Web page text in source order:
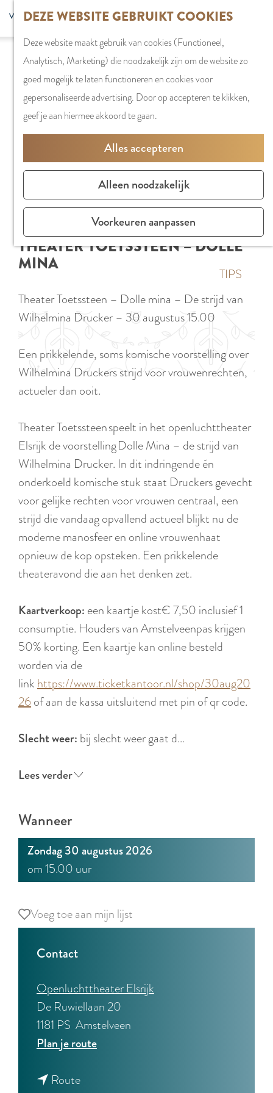
DEZE WEBSITE GEBRUIKT COOKIES
Deze website maakt gebruik van cookies (Functioneel,
Analytisch, Marketing) die noodzakelijk zijn om de website zo
goed mogelijk te laten functioneren en cookies voor
gepersonaliseerde advertising. Door op accepteren te klikken,
geef je aan hiermee akkoord te gaan.
Alles accepteren
Alleen noodzakelijk
Voorkeuren aanpassen
a
MENU
Z
o
e
k
e
t
e
n
S
e
e
r
t
a
a
l
H
d
i
g
e
t
l
:
N
e
d
e
r
l
a
d
s
G
o
E
n
g
l
i
s
h
a
e
WINKELEN
Stadshart
Winkels in
Markten
Overnachten
Amstelveen
TIPS
THEATER TOETSSTEEN – DOLLE
MINA
Theater Toetssteen – Dolle mina – De strijd van
Wilhelmina Drucker – 30 augustus 15.00
Een prikkelende, soms komische voorstelling over
Wilhelmina Druckers strijd voor vrouwenrechten,
actueler dan ooit.
Theater Toetssteen speelt in het openluchttheater
Elsrijk de voorstelling Dolle Mina – de strijd van
Wilhelmina Drucker. In dit indringende én
onderkoeld komische stuk staat Druckers gevecht
voor gelijke rechten voor vrouwen centraal, een
strijd die vandaag opvallend actueel blijkt nu de
moderne manosfeer en online vrouwenhaat
opnieuw de kop opsteken. Een prikkelende
theateravond die aan het denken zet.
Kaartverkoop: een kaartje kost€ 7,50 inclusief 1
consumptie. Houders van Amstelveenpas krijgen
50% korting. Een kaartje kan online besteld
worden via de
linkhttps://www.ticketkantoor.nl/shop/30aug20
26of aan de kassa uitsluitend met pin of qr code.
Slecht weer: bij slecht weer gaat d…
Lees verder
Wanneer
Zondag 30 augustus 2026
om 15.00 uur
Voeg toe aan mijn lijst
Voeg toe aan mijn lijst
Contact
Openluchttheater Elsrijk
De Ruwiellaan 20
1181 PS Amstelveen
Plan je routen
Routen